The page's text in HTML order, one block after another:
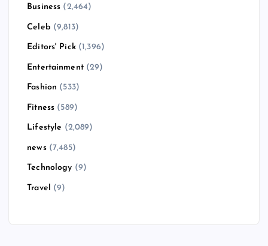
Business (2,464)
Celeb (9,813)
Editors' Pick(1,396)
Entertainment(29)
Fashion (533)
Fitness (589)
Lifestyle (2,089)
news(7,485)
Technology (9)
Travel (9)